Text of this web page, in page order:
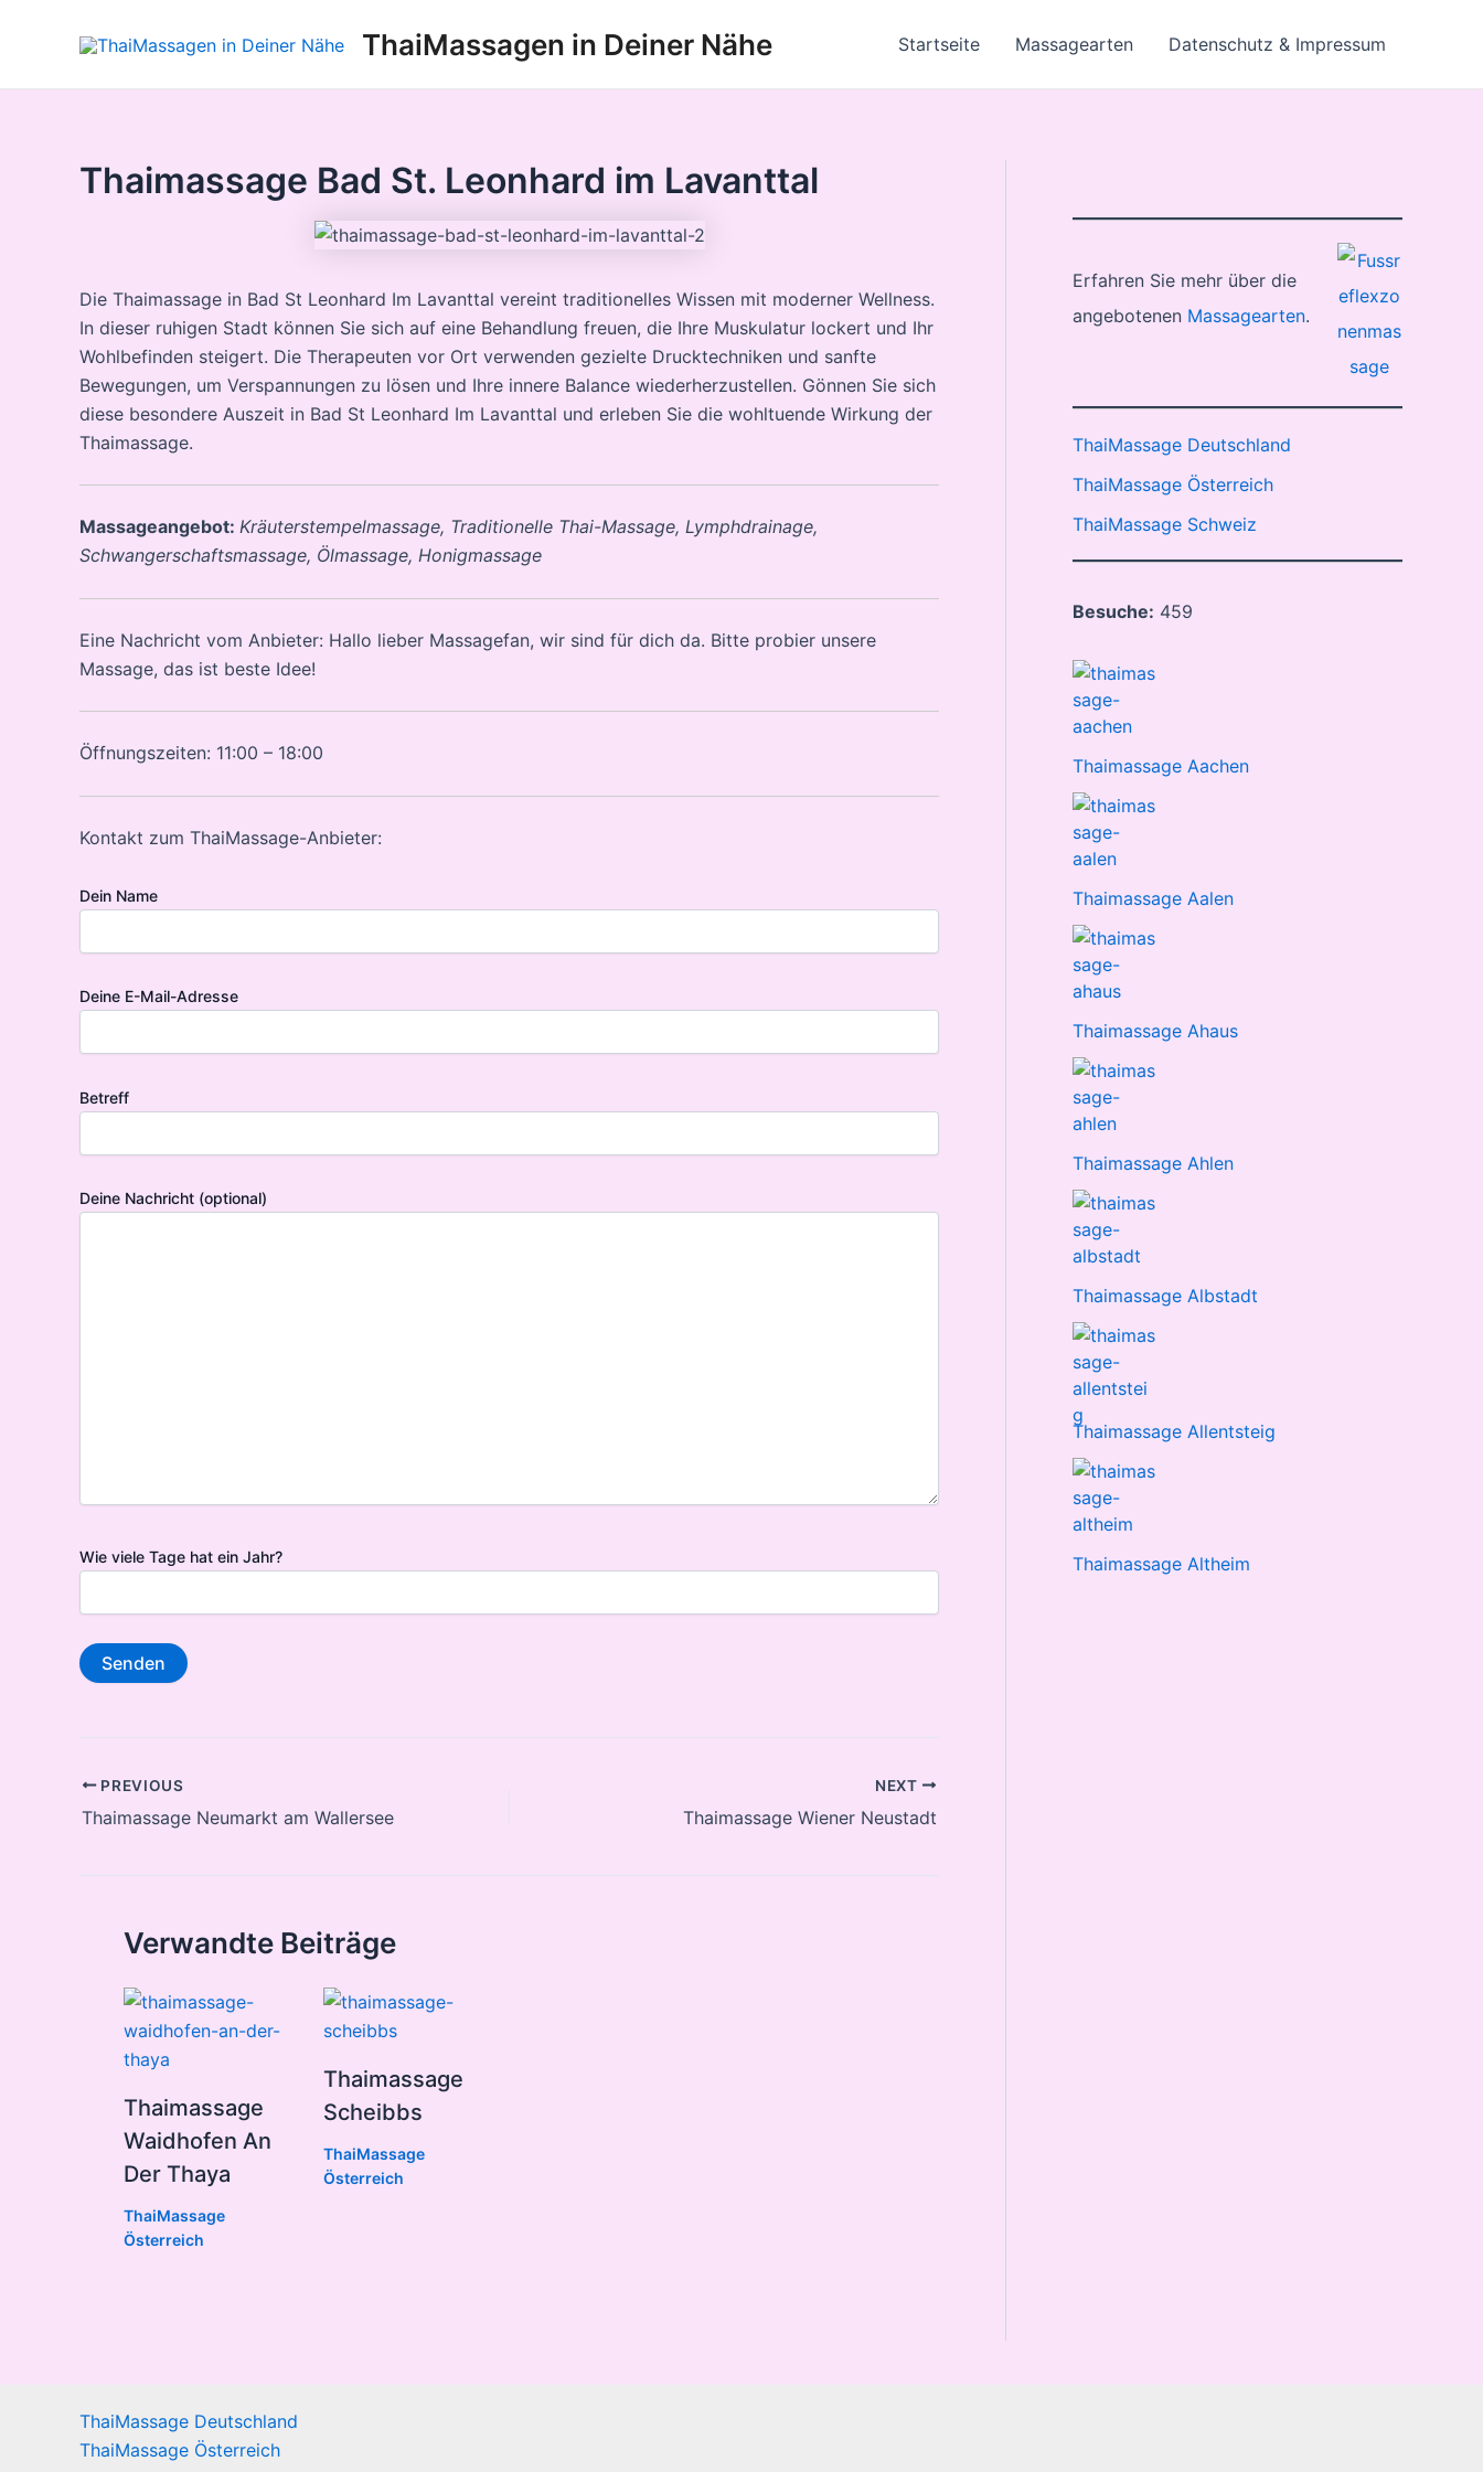
ThaiMassagen in Deiner Nähe Startseite Massagearten Datenschutz & Impressum
Thaimassage Bad St. Leonhard im Lavanttal
Die Thaimassage in Bad St Leonhard Im Lavanttal vereint traditionelles Wissen mit moderner Wellness.
In dieser ruhigen Stadt können Sie sich auf eine Behandlung freuen, die Ihre Muskulatur lockert und Ihr
Wohlbefinden steigert. Die Therapeuten vor Ort verwenden gezielte Drucktechniken und sanfte
Bewegungen, um Verspannungen zu lösen und Ihre innere Balance wiederherzustellen. Gönnen Sie sich
diese besondere Auszeit in Bad St Leonhard Im Lavanttal und erleben Sie die wohltuende Wirkung der
Thaimassage.
Massageangebot: Kräuterstempelmassage, Traditionelle Thai-Massage, Lymphdrainage,
Schwangerschaftsmassage, Ölmassage, Honigmassage
Eine Nachricht vom Anbieter: Hallo lieber Massagefan, wir sind für dich da. Bitte probier unsere
Massage, das ist beste Idee!
Öffnungszeiten: 11:00 – 18:00
Kontakt zum ThaiMassage-Anbieter:
Dein Name
Deine E-Mail-Adresse
Betreff
Deine Nachricht (optional)
Wie viele Tage hat ein Jahr?
Post
navigation
PREVIOUS
Thaimassage Neumarkt am Wallersee
NEXT
Thaimassage Wiener Neustadt
Verwandte Beiträge
Thaimassage
Waidhofen An
Der Thaya
ThaiMassage
Österreich
Thaimassage
Scheibbs
ThaiMassage
Österreich
Erfahren Sie mehr über die
angebotenen Massagearten.
ThaiMassage Deutschland
ThaiMassage Österreich
ThaiMassage Schweiz
Besuche: 459
Thaimassage Aachen
Thaimassage Aalen
Thaimassage Ahaus
Thaimassage Ahlen
Thaimassage Albstadt
Thaimassage Allentsteig
Thaimassage Altheim
ThaiMassage Deutschland
ThaiMassage Österreich